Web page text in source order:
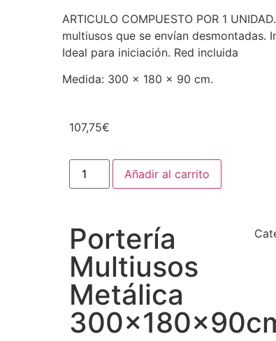
ARTICULO COMPUESTO POR 1
multiusos que se envían desmontadas.
Ideal para iniciación. Red incluida
Medida: 300 x 180 x 90 cm.
107,75€
Añadir al carrito
Portería
Multiusos
Metálica